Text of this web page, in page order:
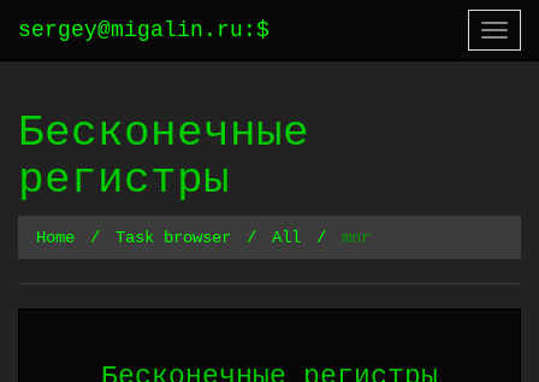
sergey@migalin.ru : $
Бесконечные
регистры
Home Task browser All mnr